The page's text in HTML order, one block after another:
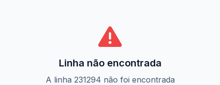
Linha não encontrada
A linha 231294 não foi encontrada